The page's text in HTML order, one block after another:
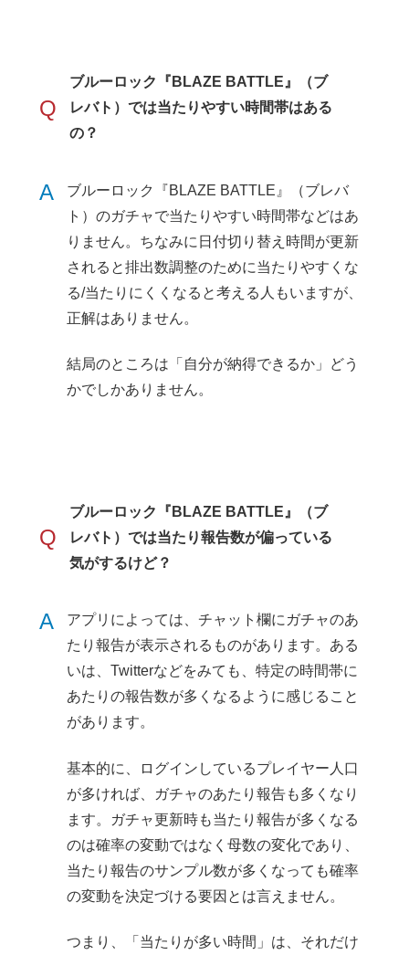
Q
ブルーロック『BLAZE BATTLE』（ブ
レバト）では当たりやすい時間帯はある
の？
A
ブルーロック『BLAZE BATTLE』（ブレバ
ト）のガチャで当たりやすい時間帯などはあ
りません。ちなみに日付切り替え時間が更新
されると排出数調整のために当たりやすくな
る/当たりにくくなると考える人もいますが、
正解はありません。
結局のところは「自分が納得できるか」どう
かでしかありません。
Q
ブルーロック『BLAZE BATTLE』（ブ
レバト）では当たり報告数が偏っている
気がするけど？
A
アプリによっては、チャット欄にガチャのあ
たり報告が表示されるものがあります。ある
いは、Twitterなどをみても、特定の時間帯に
あたりの報告数が多くなるように感じること
があります。
基本的に、ログインしているプレイヤー人口
が多ければ、ガチャのあたり報告も多くなり
ます。ガチャ更新時も当たり報告が多くなる
のは確率の変動ではなく母数の変化であり、
当たり報告のサンプル数が多くなっても確率
の変動を決定づける要因とは言えません。
つまり、「当たりが多い時間」は、それだけ